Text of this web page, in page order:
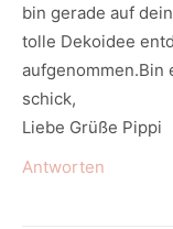
bin gerade auf
tolle Dekoidee
aufgenommen.Bin
schick,
Liebe Grüße Pippi
Antworten